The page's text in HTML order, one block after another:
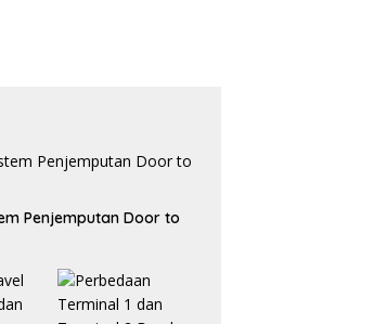
Penjemputan Door to